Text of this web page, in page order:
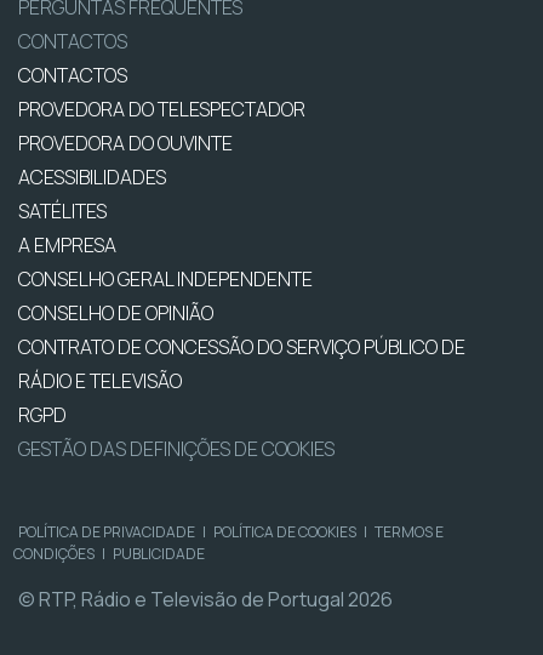
PERGUNTAS FREQUENTES
CONTACTOS
CONTACTOS
PROVEDORA DO TELESPECTADOR
PROVEDORA DO OUVINTE
ACESSIBILIDADES
SATÉLITES
A EMPRESA
CONSELHO GERAL INDEPENDENTE
CONSELHO DE OPINIÃO
CONTRATO DE CONCESSÃO DO SERVIÇO PÚBLICO DE
RÁDIO E TELEVISÃO
RGPD
GESTÃO DAS DEFINIÇÕES DE COOKIES
POLÍTICA DE PRIVACIDADE | POLÍTICA DE COOKIES | TERMOS E
CONDIÇÕES | PUBLICIDADE
© RTP, Rádio e Televisão de Portugal 2026